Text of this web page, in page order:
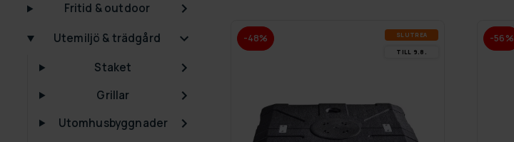
Fritid & outdoor
Utemiljö & trädgård
Staket
Grillar
Utomhusbyggnader
-48% SLUT­REA
TILL 9.8.
-56%